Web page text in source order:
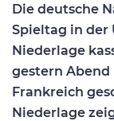
Die deutsche
Spieltag in der
Niederlage
gestern Abend
Frankreich
Niederlage